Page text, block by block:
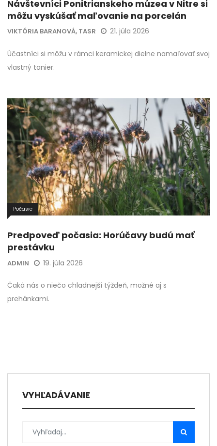
Návštevníci Ponitrianskeho múzea v Nitre si
môžu vyskúšať maľovanie na porcelán
VIKTÓRIA BARANOVÁ, TASR 21. júla 2026
Účastníci si môžu v rámci keramickej dielne namaľovať svoj
vlastný tanier.
Počasie
Predpoveď počasia: Horúčavy budú mať
prestávku
ADMIN 19. júla 2026
Čaká nás o niečo chladnejší týždeň, možné aj s
prehánkami.
VYHĽADÁVANIE